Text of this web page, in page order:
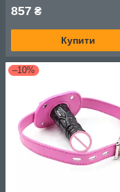
857 ₴
Купити
–10%